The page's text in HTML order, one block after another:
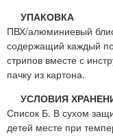
УПАКОВКА
ПВХ/алюминиевый
содержащий каждый
стрипов вместе с
пачку из картона.
УСЛОВИЯ
Список Б. В сухом
детей месте при